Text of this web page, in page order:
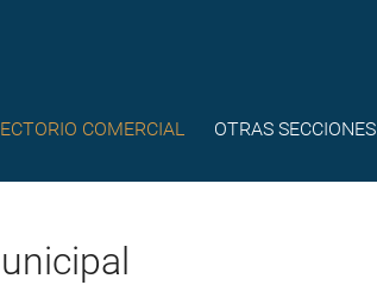
COMERCIAL OTRAS SECCIONES